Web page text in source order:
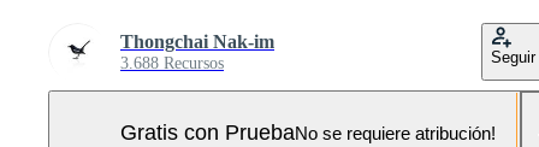
Thongchai Nak-im
3.688 Recursos Seguir
Gratis con PruebaNo se requiere atribución!